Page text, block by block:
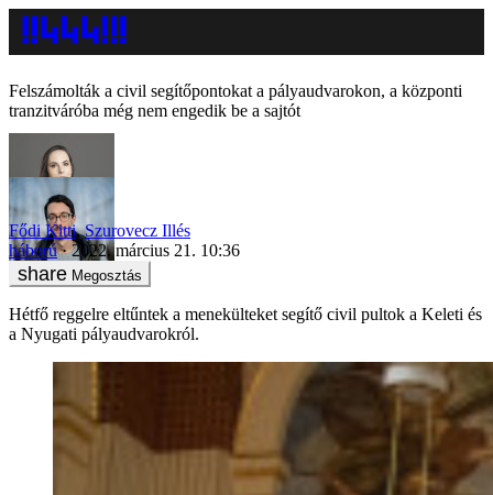
Felszámolták a civil segítőpontokat a pályaudvarokon, a központi
tranzitváróba még nem engedik be a sajtót
Fődi Kitti,Szurovecz Illés
háború
2022. március 21. 10:36
Megosztás
Hétfő reggelre eltűntek a menekülteket segítő civil pultok a Keleti és
a Nyugati pályaudvarokról.